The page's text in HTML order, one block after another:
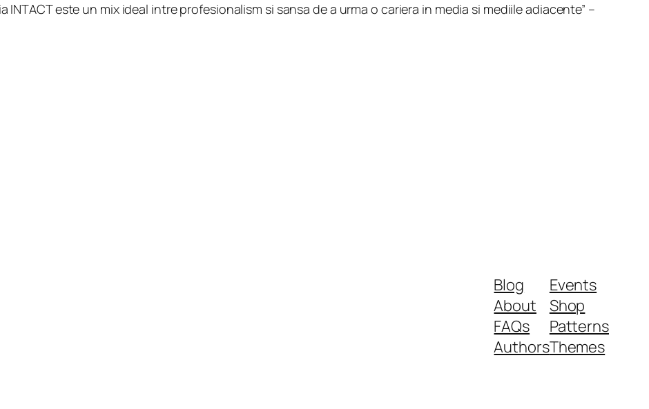
INTACT este un mix ideal intre profesionalism si sansa de a urma o cariera in media si mediile adiacente” –
Blog
About
FAQs
Authors
Events
Shop
Patterns
Themes